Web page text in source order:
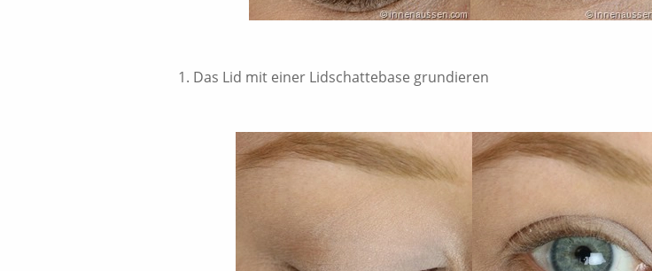
1. Das Lid mit einer Lidschattebase grundieren